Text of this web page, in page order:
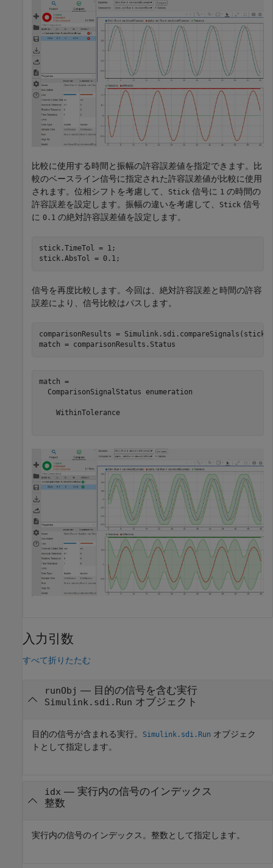
比較に使用する時間と振幅の許容誤差値を指定できます。比
較のベースライン信号に指定された許容誤差値が比較に使用
されます。位相シフトを考慮して、
Stick 信号に 1 の時間の
許容誤差を設定します。振幅の違いを考慮して、
Stick 信号
に 0.1 の絶対許容誤差値を設定します。
stick.TimeTol = 1;
stick.AbsTol = 0.1;
信号を再度比較します。今回は、絶対許容誤差と時間の許容
誤差により、信号比較はパスします。
comparisonResults =
match = comparisonResults.Status
match =
  ComparisonSignalStatus enumeration
    WithinTolerance
入力引数
すべて折りたたむ
runObj — 目的の信号を含む実行
Simulink.sdi.Run オブジェクト
目的の信号が含まれる実行。 Simulink.sdi.Run オブジェク
トとして指定します。
idx — 実行内の信号のインデックス
整数
実行内の信号のインデックス。整数として指定します。